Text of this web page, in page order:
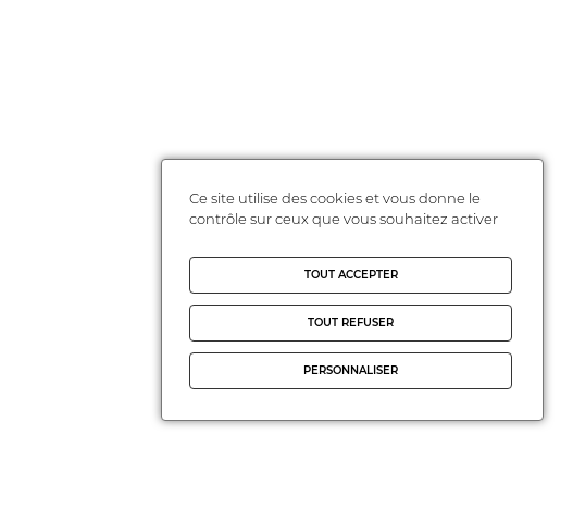
Ce site utilise des cookies et vous donne le
contrôle sur ceux que vous souhaitez activer
TOUT ACCEPTER
TOUT REFUSER
PERSONNALISER